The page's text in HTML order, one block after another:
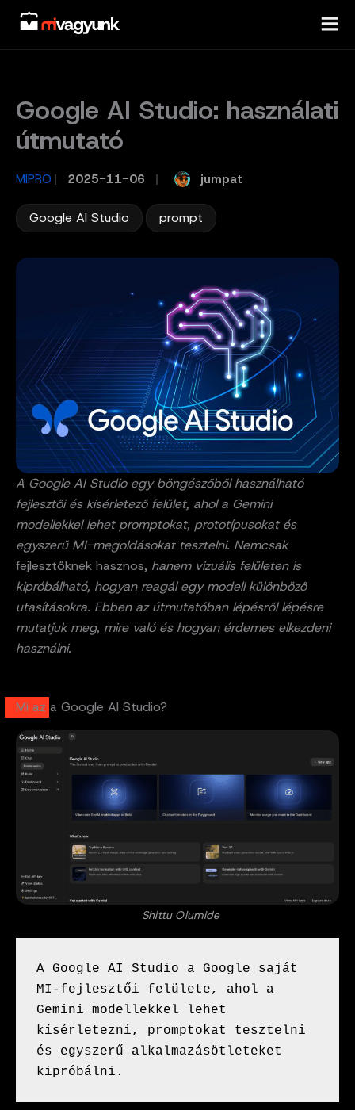
Skip
content
Google AI Studio: használati
útmutató
MIPRO / 2025-11-06 jumpat
Google AI Studio prompt
A Google AI Studio egy böngészőből használható
fejlesztői és kísérletező felület, ahol a Gemini
modellekkel lehet promptokat, prototípusokat és
egyszerű MI-megoldásokat tesztelni. Nemcsak
fejlesztőknek hasznos, hanem vizuális felületen is
kipróbálható, hogyan reagál egy modell különböző
utasításokra. Ebben az útmutatóban lépésről lépésre
mutatjuk meg, mire való és hogyan érdemes elkezdeni
használni.
Mi az a Google AI Studio?
Shittu Olumide
A Google AI Studio a Google saját
MI-fejlesztői felülete, ahol a
Gemini modellekkel lehet
kísérletezni, promptokat tesztelni
és egyszerű alkalmazásötleteket
kipróbálni.